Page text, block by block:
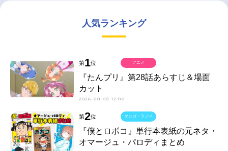
人気ランキング
第1位
『たんプリ』第28話あらすじ＆場面
カット
2026-08-08 12:00
アニメ
第2位
『僕とロボコ』単行本表紙の元ネタ・
オマージュ・パロディまとめ
マンガ・ラノベ